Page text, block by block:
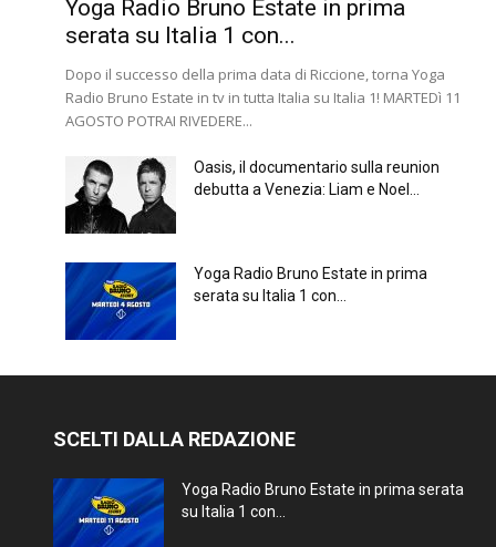
Yoga Radio Bruno Estate in prima
serata su Italia 1 con...
Dopo il successo della prima data di Riccione, torna Yoga
Radio Bruno Estate in tv in tutta Italia su Italia 1! MARTEDì 11
AGOSTO POTRAI RIVEDERE...
Oasis, il documentario sulla reunion
debutta a Venezia: Liam e Noel...
Yoga Radio Bruno Estate in prima
serata su Italia 1 con...
SCELTI DALLA REDAZIONE
Yoga Radio Bruno Estate in prima serata
su Italia 1 con...